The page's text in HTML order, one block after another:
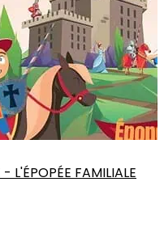
L'ÉPOPÉE FAMILIALE